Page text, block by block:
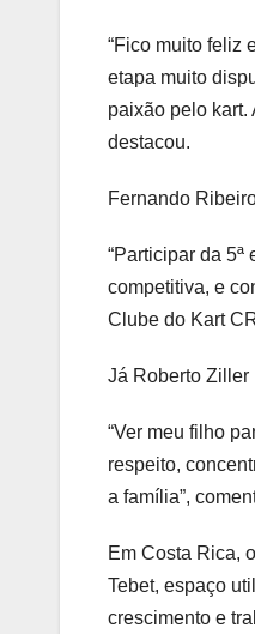
“Fico muito feliz
etapa muito
paixão pelo kart.
destacou.
Fernando
“Participar da
competitiva, e
Clube do Kart
Já Roberto Ziller
“Ver meu filho
respeito,
a família”,
Em Costa Rica,
Tebet, espaço
crescimento e